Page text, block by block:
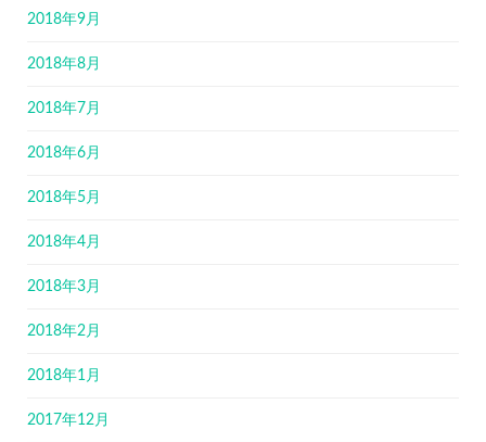
2018年9月
2018年8月
2018年7月
2018年6月
2018年5月
2018年4月
2018年3月
2018年2月
2018年1月
2017年12月